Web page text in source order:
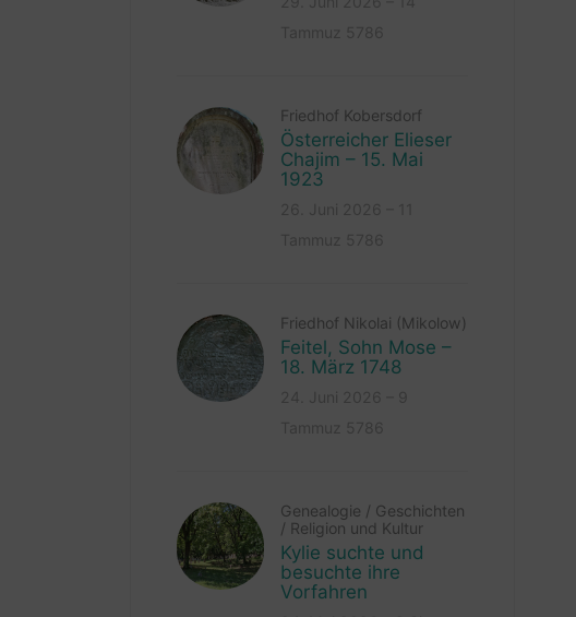
Friedhof Kobersdorf
Österreicher Elieser
Chajim – 15. Mai
1923
Friedhof Nikolai (Mikolow)
Feitel, Sohn Mose –
18. März 1748
Genealogie / Geschichten
/ Religion und Kultur
Kylie suchte und
besuchte ihre
Vorfahren